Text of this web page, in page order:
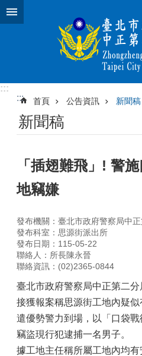
跳到主要內容區塊
:::
:::
首頁 公告資訊 新聞稿
新聞稿
「插翅難飛」! 警
地竊嫌
發布機關：臺北市政府警察局中
發布科室：思源街派出所
發布日期：115-05-22
聯絡人：所長陳永晉
聯絡資訊：(02)2365-0844
臺北市政府警察局中正第二
接獲報案稱思源街工地內疑
遣優勢警力到場，以「口袋
竊盜現行犯逮捕一名男子。
據工地主任稱所屬工地內均